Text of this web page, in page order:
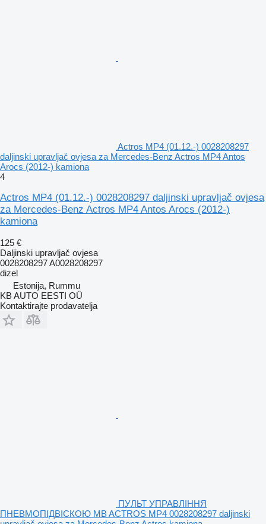
Actros MP4 (01.12.-) 0028208297
daljinski upravljač ovjesa za Mercedes-Benz Actros MP4 Antos
Arocs (2012-) kamiona
4
Actros MP4 (01.12.-) 0028208297 daljinski upravljač ovjesa
za Mercedes-Benz Actros MP4 Antos Arocs (2012-)
kamiona
125 €
Daljinski upravljač ovjesa
0028208297 A0028208297
dizel
Estonija, Rummu
KB AUTO EESTI OÜ
Kontaktirajte prodavatelja
ПУЛЬТ УПРАВЛІННЯ
ПНЕВМОПІДВІСКОЮ MB ACTROS MP4 0028208297 daljinski